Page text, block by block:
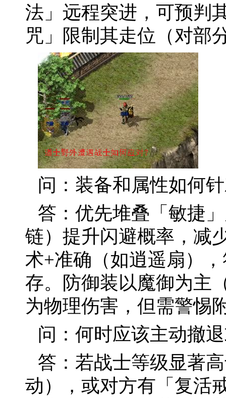
法」远程突进，可预判
咒」限制其走位（对部
问：装备和属性如何
答：优先堆叠「敏捷
链）提升闪避概率，减
术+准确（如逍遥扇）
存。防御装以魔御为主
为物理伤害，但需警惕
问：何时应该主动撤
答：若战士等级显著
动），或对方有「复活